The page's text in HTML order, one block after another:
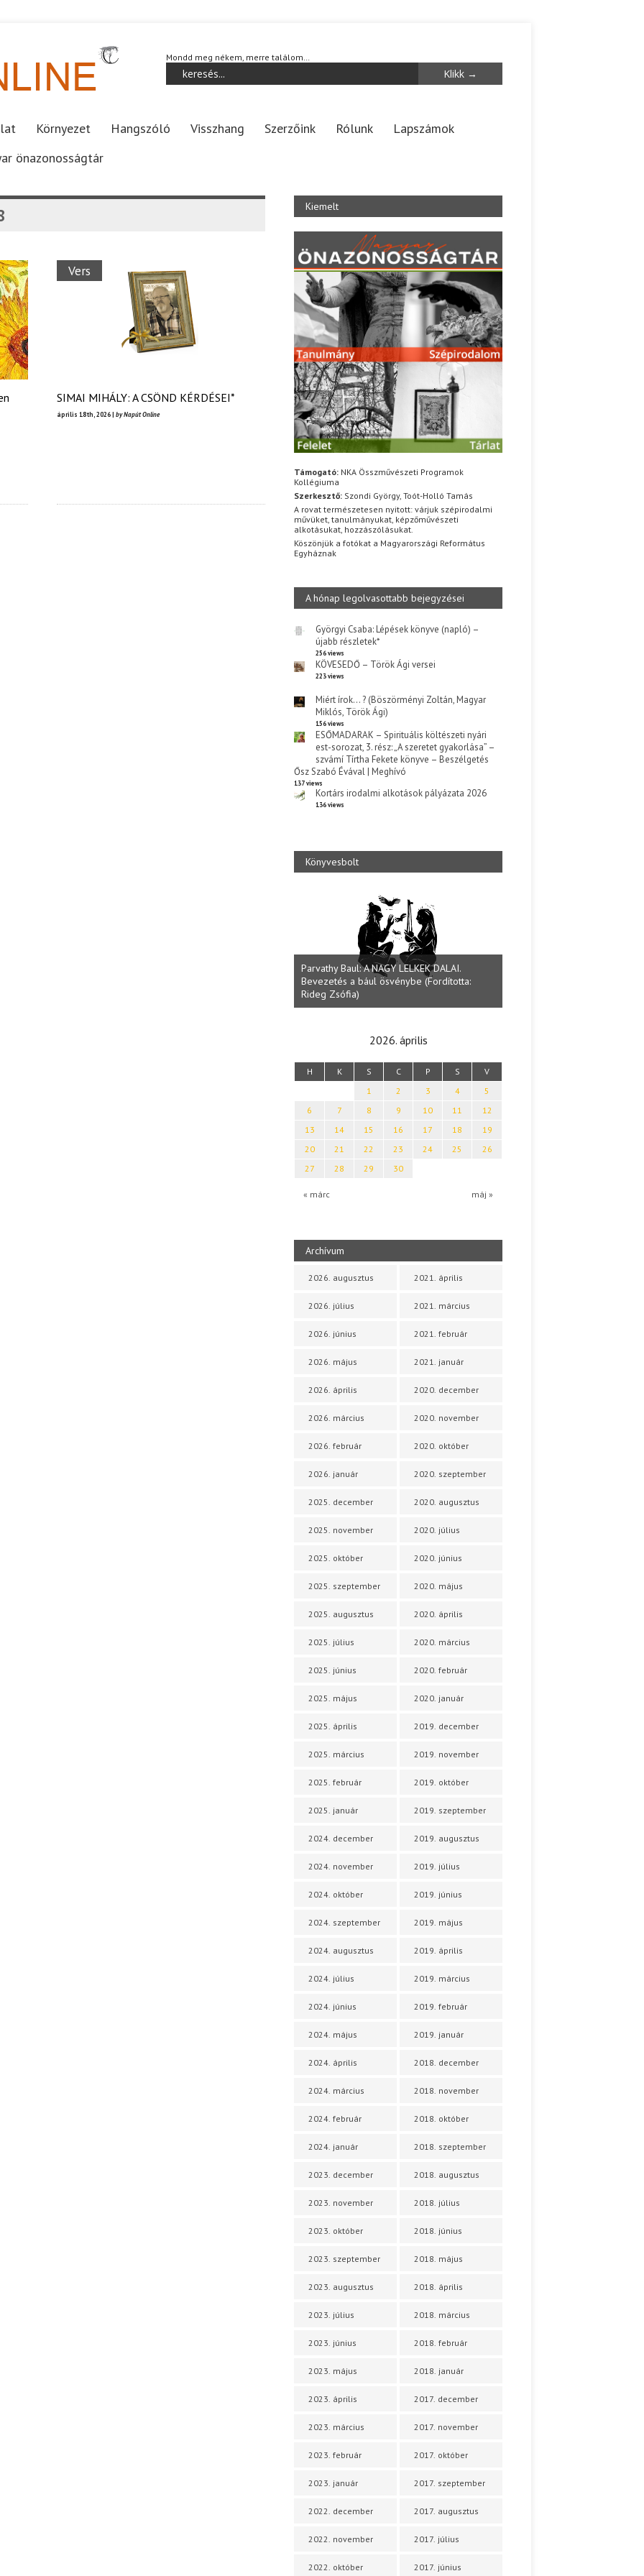
Mondd meg nékem, merre találom…
Környezet Hangszóló Visszhang Szerzőink Rólunk
Lapszámok
önazonosságtár
Vers
SIMAI MIHÁLY: A CSÖND KÉRDÉSEI*
április 18th, 2026 | by Napút Online
Kiemelt
Támogató: NKA Összművészeti Programok
Kollégiuma
Szerkesztő: Szondi György, Toót-Holló Tamás
A rovat természetesen nyitott: várjuk szépirodalmi
művüket, tanulmányukat, képzőművészeti
alkotásukat, hozzászólásukat.
Köszönjük a fotókat a Magyarországi Református
Egyháznak
A hónap legolvasottabb bejegyzései
Györgyi Csaba: Lépések könyve (napló) –
újabb részletek*
256 views
KÖVESEDŐ – Török Ági versei
223 views
Miért írok… ? (Böszörményi Zoltán, Magyar
Miklós, Török Ági)
156 views
ESŐMADARAK – Spirituális költészeti nyári
est-sorozat, 3. rész: „A szeretet gyakorlása” –
szvámí Tírtha Fekete könyve – Beszélgetés
Ősz Szabó Évával | Meghívó
137 views
Kortárs irodalmi alkotások pályázata 2026
136 views
Könyvesbolt
Parvathy Baul: A NAGY LELKEK DALAI.
Bevezetés a bául ösvénybe (Fordította:
Halmai Tamás: Megválaszolt érintés. Leveles
2026. április
H K S C P S V
« márc máj »
1 2 3 4
5
6
7 8 9 10 11
12
13
14 15 16 17 18
19
20
21 22 23 24 25
26
27
28 29 30
Archívum
2026. augusztus
2026. július
2026. június
2026. május
2026. április
2026. március
2026. február
2026. január
2025. december
2025. november
2025. október
2025. szeptember
2025. augusztus
2025. július
2025. június
2025. május
2025. április
2025. március
2025. február
2025. január
2024. december
2024. november
2024. október
2024. szeptember
2024. augusztus
2024. július
2024. június
2024. május
2024. április
2024. március
2024. február
2024. január
2023. december
2023. november
2023. október
2023. szeptember
2023. augusztus
2023. július
2023. június
2023. május
2023. április
2023. március
2023. február
2023. január
2022. december
2022. november
2022. október
2021. április
2021. március
2021. február
2021. január
2020. december
2020. november
2020. október
2020. szeptember
2020. augusztus
2020. július
2020. június
2020. május
2020. április
2020. március
2020. február
2020. január
2019. december
2019. november
2019. október
2019. szeptember
2019. augusztus
2019. július
2019. június
2019. május
2019. április
2019. március
2019. február
2019. január
2018. december
2018. november
2018. október
2018. szeptember
2018. augusztus
2018. július
2018. június
2018. május
2018. április
2018. március
2018. február
2018. január
2017. december
2017. november
2017. október
2017. szeptember
2017. augusztus
2017. július
2017. június